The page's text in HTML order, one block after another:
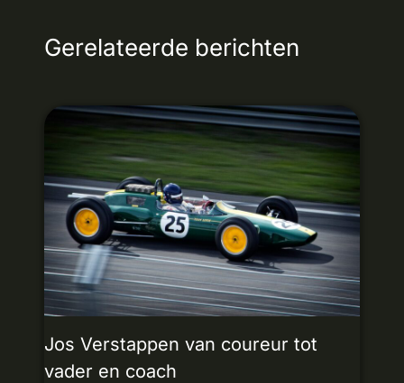
Gerelateerde berichten
Jos Verstappen van coureur tot
vader en coach